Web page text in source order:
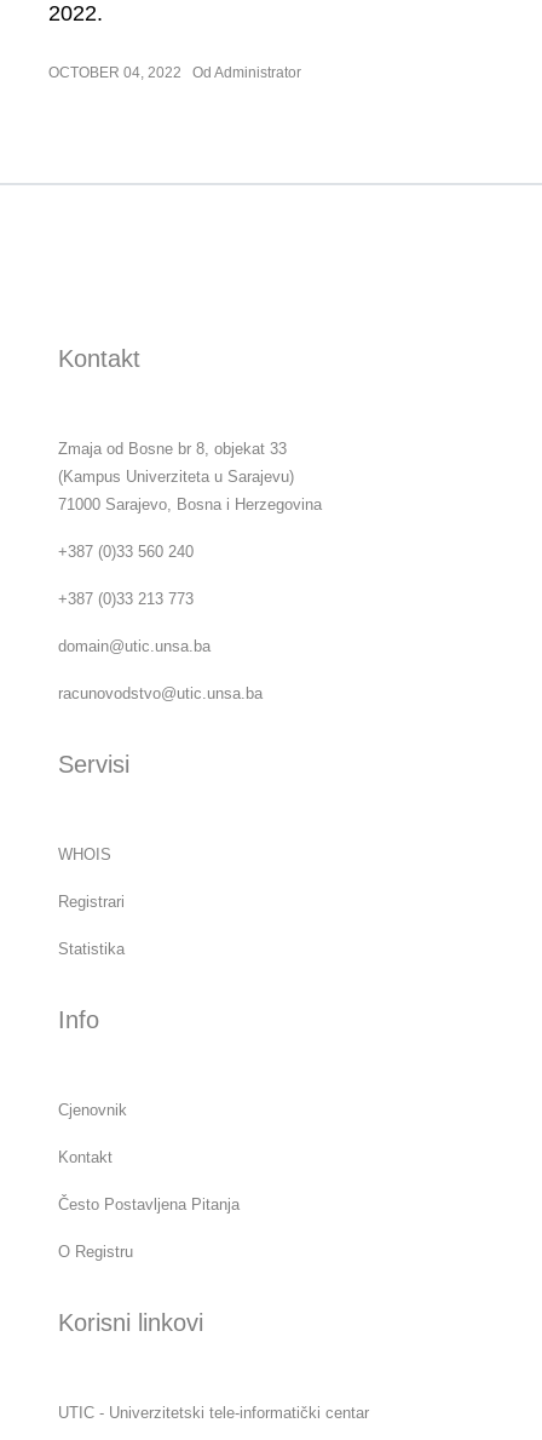
2022.
OCTOBER 04, 2022 Od Administrator
Kontakt
Zmaja od Bosne br 8, objekat 33
(Kampus Univerziteta u Sarajevu)
71000 Sarajevo, Bosna i Herzegovina
+387 (0)33 560 240
+387 (0)33 213 773
domain@utic.unsa.ba
racunovodstvo@utic.unsa.ba
Servisi
WHOIS
Registrari
Statistika
Info
Cjenovnik
Kontakt
Često Postavljena Pitanja
O Registru
Korisni linkovi
UTIC - Univerzitetski tele-informatički centar